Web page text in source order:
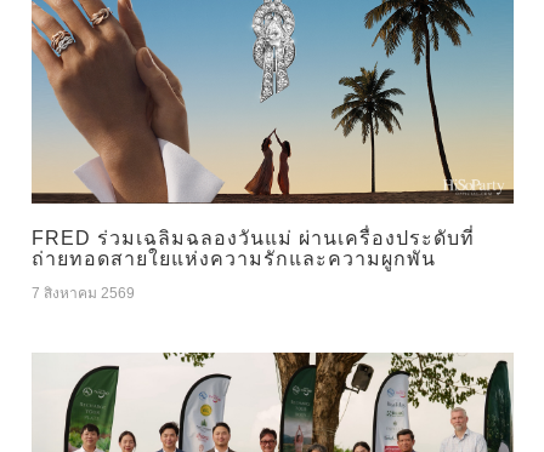
FRED ร่วมเฉลิมฉลองวันแม่ ผ่านเครื่องประดับที่
ถ่ายทอดสายใยแห่งความรักและความผูกพัน
7 สิงหาคม 2569